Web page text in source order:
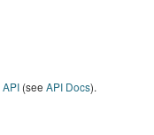
API (see API Docs).